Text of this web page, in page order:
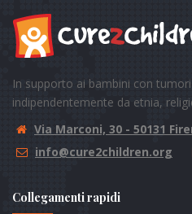
In supporto ai bambini con
indipendentemente da etnia,
Via Marconi, 30 - 50131
info@cure2children.org
Collegamenti rapidi